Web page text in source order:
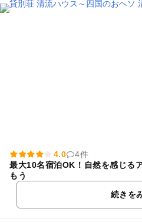
4.0
4件
最大10名宿泊OK！自然を感じる
もう
続きを